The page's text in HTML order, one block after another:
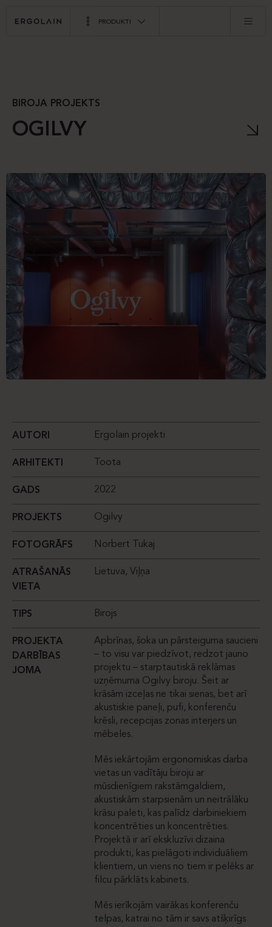
PRODUKTI
BIROJA PROJEKTS
OGILVY
AUTORI Ergolain projekti
ARHITEKTI Toota
GADS 2022
PROJEKTS Ogilvy
FOTOGRĀFS Norbert Tukaj
ATRAŠANĀS
VIETA
Lietuva, Viļņa
TIPS Birojs
PROJEKTA
DARBĪBAS
JOMA
Apbrīnas, šoka un pārsteiguma saucieni
– to visu var piedzīvot, redzot jauno
projektu – starptautiskā reklāmas
uzņēmuma Ogilvy biroju. Šeit ar
krāsām izceļas ne tikai sienas, bet arī
akustiskie paneļi, pufi, konferenču
krēsli, recepcijas zonas interjers un
mēbeles.
Mēs iekārtojām ergonomiskas darba
vietas un vadītāju biroju ar
mūsdienīgiem rakstāmgaldiem,
akustiskām starpsienām un neitrālāku
krāsu paleti, kas palīdz darbiniekiem
koncentrēties un koncentrēties.
Projektā ir arī ekskluzīvi dizaina
produkti, kas pielāgoti individuāliem
klientiem, un viens no tiem ir pelēks ar
filcu pārklāts kabinets.
Mēs ierīkojām vairākas konferenču
telpas, katrai no tām ir savs atšķirīgs